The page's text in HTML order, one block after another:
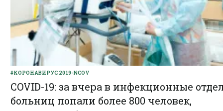
#КОРОНАВИРУС 2019-NCOV
COVID-19: за вчера в инфекционные
больниц попали более 800 человек,